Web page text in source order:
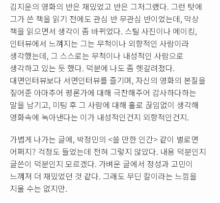
김지운의 영화의 반은 재밌었고 반은 그저그랬다. 그런 탓에
그가 쓴 책을 읽기 전에도 관심 반 무관심 반이었는데, 막상
책을 읽으면서 생각이 좀 바뀌었다. 스틸 사진이나 메이킹,
인터뷰에서 느껴지는 그는 무척이나 외향적인 사람이라
생각했는데, 그 스스로는 무척이나 내성적인 사람으로
생각하고 있는 듯 했다. 덕분에 나도 좀 헷갈려졌다.
대면인터뷰보다 서면인터뷰를 즐기며, 자신의 영화의 본질을
짚어준 아마추어 평론가에 대해 극찬해주어 감사하다하는
말을 남기고, 미팅 후 그 사람에 대해 홀로 끊임없이 생각해
영화속에 녹아낸다는 이가 내성적인건지 외향적인건지.
가볍게 나가는 글에, 박정민의 <쓸 만한 인간> 같이 별로면
어쩌지? 걱정도 들었는데 전혀 그렇지 않았다. 내용 덕분인지
글쓴이 덕분인지 모르겠다. 가벼운 글에서 정성과 고민이
느껴져 더 재밌었던 것 같다. 그래도 무딘 칼이라는 느낌을
지울 수는 없지만.